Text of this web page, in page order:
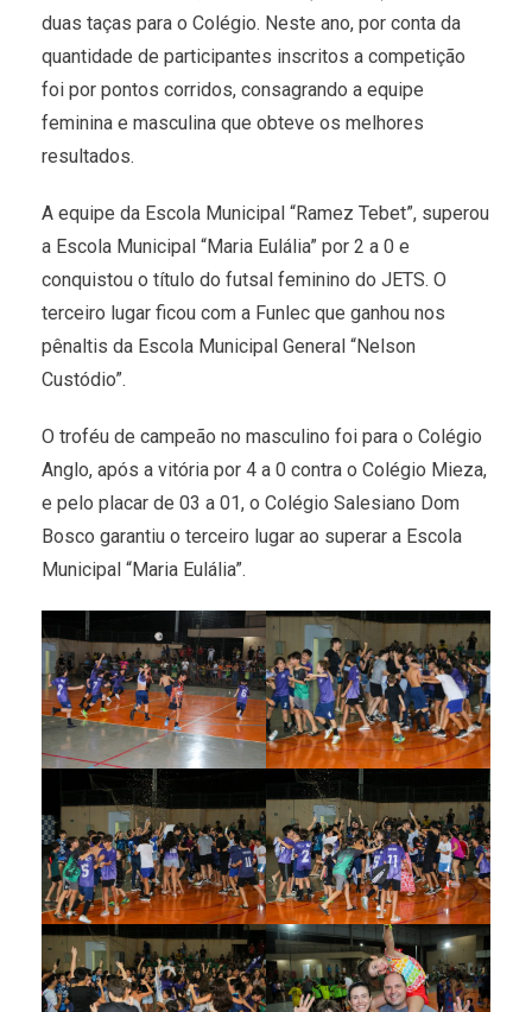
duas taças para o Colégio. Neste ano, por conta da
quantidade de participantes inscritos a competição
foi por pontos corridos, consagrando a equipe
feminina e masculina que obteve os melhores
resultados.
A equipe da Escola Municipal “Ramez Tebet”, superou
a Escola Municipal “Maria Eulália” por 2 a 0 e
conquistou o título do futsal feminino do JETS. O
terceiro lugar ficou com a Funlec que ganhou nos
pênaltis da Escola Municipal General “Nelson
Custódio”.
O troféu de campeão no masculino foi para o Colégio
Anglo, após a vitória por 4 a 0 contra o Colégio Mieza,
e pelo placar de 03 a 01, o Colégio Salesiano Dom
Bosco garantiu o terceiro lugar ao superar a Escola
Municipal “Maria Eulália”.